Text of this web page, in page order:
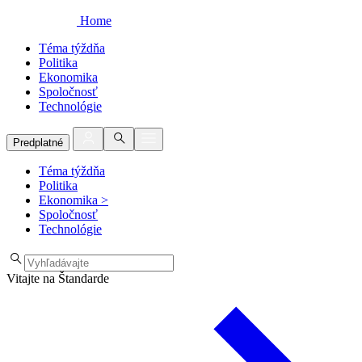
Home
Téma týždňa
Politika
Ekonomika
Spoločnosť
Technológie
Predplatné
Téma týždňa
Politika
Ekonomika >
Spoločnosť
Technológie
Vitajte na Štandarde